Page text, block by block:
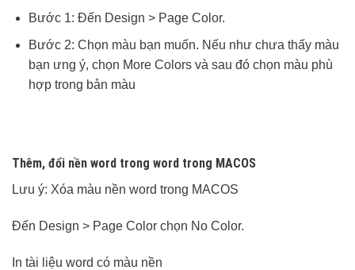
Bước 1: Đến Design > Page Color.
Bước 2: Chọn màu bạn muốn. Nếu như chưa thấy màu
bạn ưng ý, chọn More Colors và sau đó chọn màu phù
hợp trong bản màu
Thêm, đổi nền word trong word trong MACOS
Lưu ý: Xóa màu nền word trong MACOS
Đến Design > Page Color chọn No Color.
In tài liệu word có màu nền